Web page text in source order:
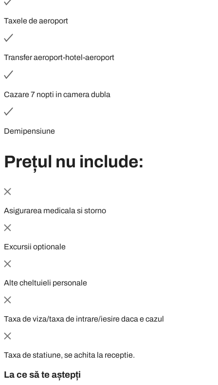
Taxele de aeroport
Transfer aeroport-hotel-aeroport
Cazare 7 nopti in camera dubla
Demipensiune
Prețul nu include:
Asigurarea medicala si storno
Excursii optionale
Alte cheltuieli personale
Taxa de viza/taxa de intrare/iesire daca e cazul
Taxa de statiune, se achita la receptie.
La ce să te aștepți